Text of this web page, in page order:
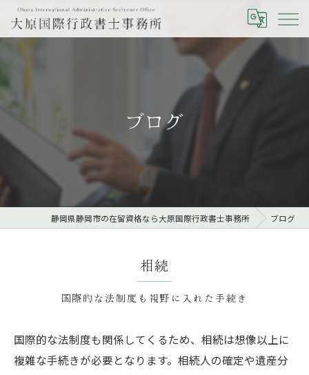
ブログ
静岡県静岡市の在留資格なら大原国際行政書士事務所 ブログ
相続
国際的な法制度も視野に入れた手続き
国際的な法制度も関係してくるため、相続は想像以上に
複雑な手続きが必要となります。相続人の確定や遺産分